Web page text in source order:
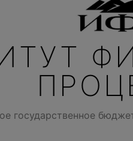
государственное